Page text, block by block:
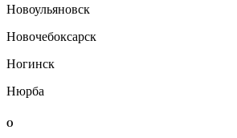
Новоульяновск
Новочебоксарск
Ногинск
Нюрба
О